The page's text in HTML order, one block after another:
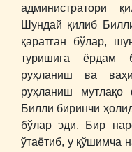
администратори
Шундай қилиб
қаратган бўлар,
туришига ёрдам
руҳланиш ва
руҳланиш мутлақо
Билли биринчи
бўлар эди. Бир
ўтаётиб, у қўшимча